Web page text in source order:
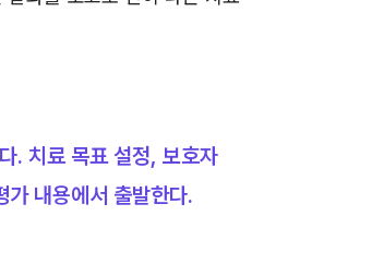
. 치료 목표 설정, 보호자
가 내용에서 출발한다.